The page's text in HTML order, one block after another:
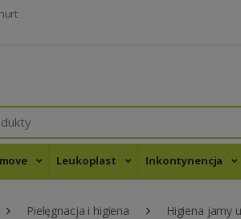
Leukoplast Inkontynencja
Pielęgnacja i higiena Higiena jamy